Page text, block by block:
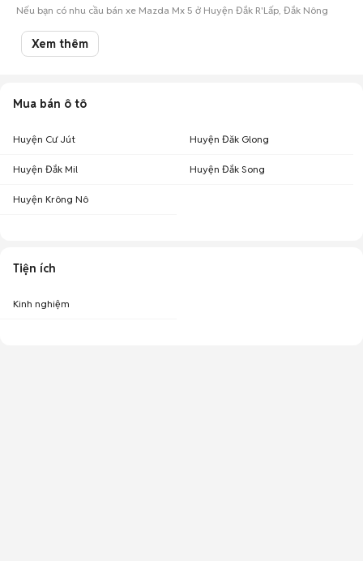
Nếu bạn có nhu cầu bán xe Mazda Mx 5 ở Huyện Đắk R'Lấp, Đắk Nông
người mua oto tiềm năng!
Xem thêm
Mua bán ô tô
Huyện Cư Jút Huyện Đăk Glong
Huyện Đắk Mil Huyện Đắk Song
Huyện Krông Nô
Tiện ích
Kinh nghiệm